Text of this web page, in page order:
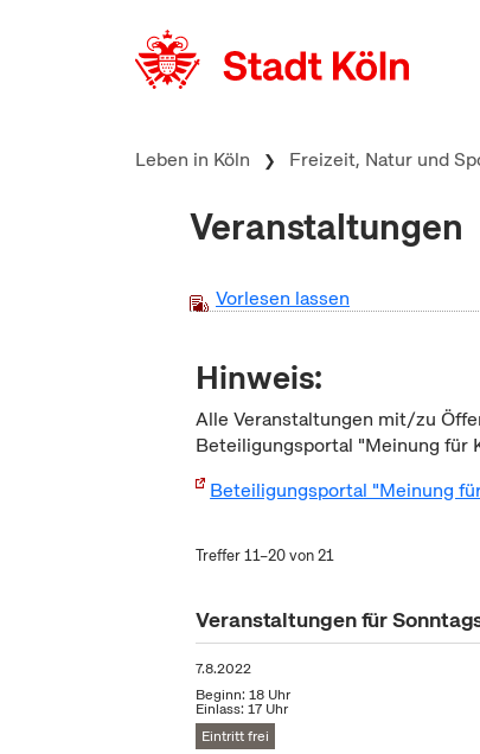
Leben in Köln Freizeit, Natur und
Veranstaltungen
Vorlesen lassen
Hinweis:
Alle Veranstaltungen mit/zu
Beteiligungsportal "Meinung für
Beteiligungsportal "Meinung
Treffer 11–20 von 21
Veranstaltungen für
7.8.2022
Beginn: 18 Uhr
Einlass: 17 Uhr
Eintritt frei